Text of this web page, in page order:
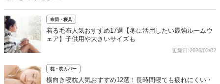
布団・寝具
着る毛布人気おすすめ17選【冬に活用したい最強ルームウ
ェア】子供用や大きいサイズも
更新日:2026/02/02
枕・枕カバー
横向き寝枕人気おすすめ12選！長時間寝ても疲れにくい・